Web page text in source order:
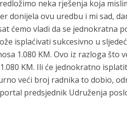
neka rješenja koja
donijela ovu uredbu i mi sad,
ćemo vladi da se jednokratna
isplaćivati sukcesivno u
1.080 KM. Ovo iz razloga
KM. Ili će jednokratno
veći broj radnika to dobio,
predsjednik Udruženja